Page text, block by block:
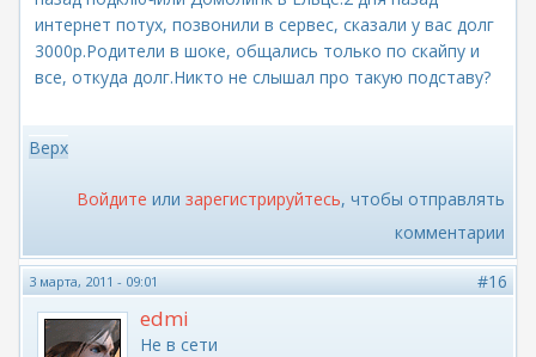
интернет потух, позвонили в сервес, сказали у вас долг
3000р.Родители в шоке, общались только по скайпу и
все, откуда долг.Никто не слышал про такую подставу?
Верх
Войдите или зарегистрируйтесь, чтобы отправлять
комментарии
3 марта, 2011 - 09:01 #16
edmi
Не в сети